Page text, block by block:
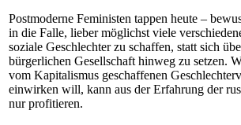
Postmoderne Feministen tappen heute –
in die Falle, lieber möglichst viele
soziale Geschlechter zu schaffen, statt sich
bürgerlichen Gesellschaft hinweg zu setzen.
vom Kapitalismus geschaffenen
einwirken will, kann aus der Erfahrung der
nur profitieren.